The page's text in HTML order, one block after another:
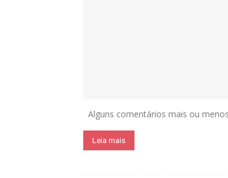
Alguns comentários mais ou
Leia mais